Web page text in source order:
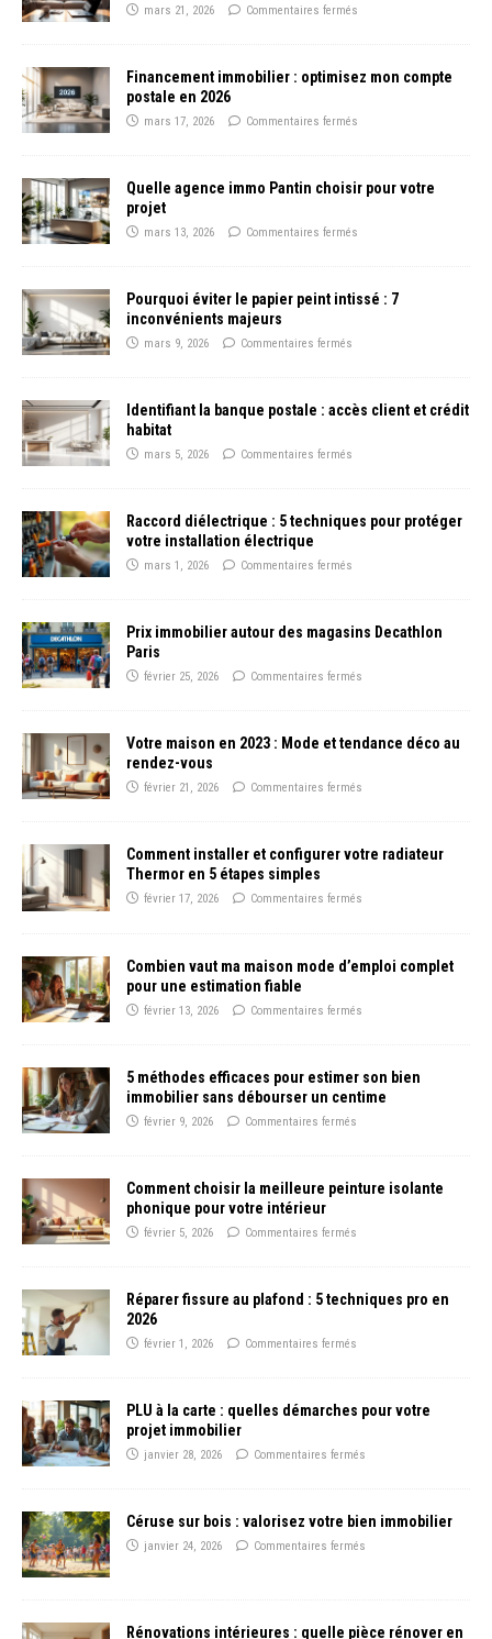
mars 21, 2026 Commentaires fermés
Financement immobilier : optimisez mon compte
postale en 2026
mars 17, 2026 Commentaires fermés
Quelle agence immo Pantin choisir pour votre
projet
mars 13, 2026 Commentaires fermés
Pourquoi éviter le papier peint intissé : 7
inconvénients majeurs
mars 9, 2026 Commentaires fermés
Identifiant la banque postale : accès client et crédit
habitat
mars 5, 2026 Commentaires fermés
Raccord diélectrique : 5 techniques pour protéger
votre installation électrique
mars 1, 2026 Commentaires fermés
Prix immobilier autour des magasins Decathlon
Paris
février 25, 2026 Commentaires fermés
Votre maison en 2023 : Mode et tendance déco au
rendez-vous
février 21, 2026 Commentaires fermés
Comment installer et configurer votre radiateur
Thermor en 5 étapes simples
février 17, 2026 Commentaires fermés
Combien vaut ma maison mode d’emploi complet
pour une estimation fiable
février 13, 2026 Commentaires fermés
5 méthodes efficaces pour estimer son bien
immobilier sans débourser un centime
février 9, 2026 Commentaires fermés
Comment choisir la meilleure peinture isolante
phonique pour votre intérieur
février 5, 2026 Commentaires fermés
Réparer fissure au plafond : 5 techniques pro en
2026
février 1, 2026 Commentaires fermés
PLU à la carte : quelles démarches pour votre
projet immobilier
janvier 28, 2026 Commentaires fermés
Céruse sur bois : valorisez votre bien immobilier
janvier 24, 2026 Commentaires fermés
Rénovations intérieures : quelle pièce rénover en